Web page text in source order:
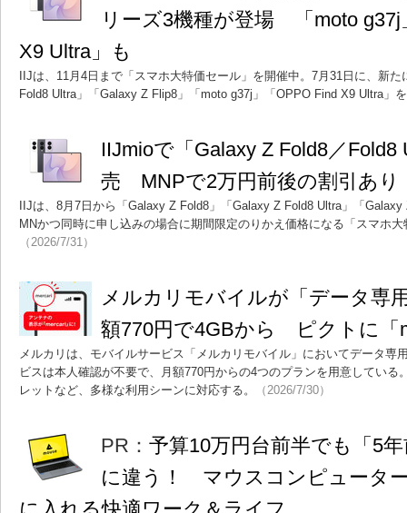
リーズ3機種が登場 「moto g37j
X9 Ultra」も
IIJは、11月4日まで「スマホ大特価セール」を開催中。7月31日に、新
Fold8 Ultra」「Galaxy Z Flip8」「moto g37j」「OPPO Find X9 Ultra」
IIJmioで「Galaxy Z Fold8／Fold8
売 MNPで2万円前後の割引あり
IIJは、8月7日から「Galaxy Z Fold8」「Galaxy Z Fold8 Ultra」「
MNかつ同時に申し込みの場合に期間限定のりかえ価格になる「スマホ
（2026/7/31）
メルカリモバイルが「データ専
額770円で4GBから ピクトに「
メルカリは、モバイルサービス「メルカリモバイル」においてデータ専
ビスは本人確認が不要で、月額770円からの4つのプランを用意している
レットなど、多様な利用シーンに対応する。
（2026/7/30）
PR： 予算10万円台前半でも「5
に違う！ マウスコンピュータ